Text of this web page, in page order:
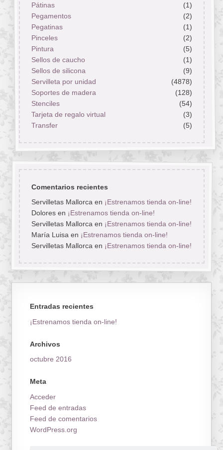
Pátinas
(1)
Pegamentos
(2)
Pegatinas
(1)
Pinceles
(2)
Pintura
(5)
Sellos de caucho
(1)
Sellos de silicona
(9)
Servilleta por unidad
(4878)
Soportes de madera
(128)
Stenciles
(54)
Tarjeta de regalo virtual
(3)
Transfer
(5)
Comentarios recientes
Servilletas Mallorcaen ¡Estrenamos tienda on-line!
Doloresen ¡Estrenamos tienda on-line!
Servilletas Mallorcaen ¡Estrenamos tienda on-line!
María Luisaen ¡Estrenamos tienda on-line!
Servilletas Mallorcaen ¡Estrenamos tienda on-line!
Entradas recientes
¡Estrenamos tienda on-line!
Archivos
octubre 2016
Meta
Acceder
Feed de entradas
Feed de comentarios
WordPress.org